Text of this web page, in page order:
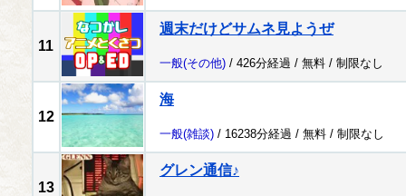
11
週末だけどサムネ見ようぜ
一般(その他) / 426分経過 / 無料 / 制限なし
12
海
一般(雑談) / 16238分経過 / 無料 / 制限なし
13
グレン通信♪